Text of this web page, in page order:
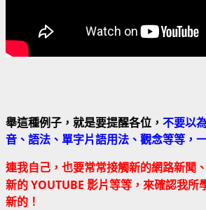
舉這種例子，就是要提醒各位， 不要以
音、語法、單字片語用法、觀念等等，
連我自己，也要常常接觸新的網路新聞
新的YOUTUBE 影片等等，來確認我所
新的！